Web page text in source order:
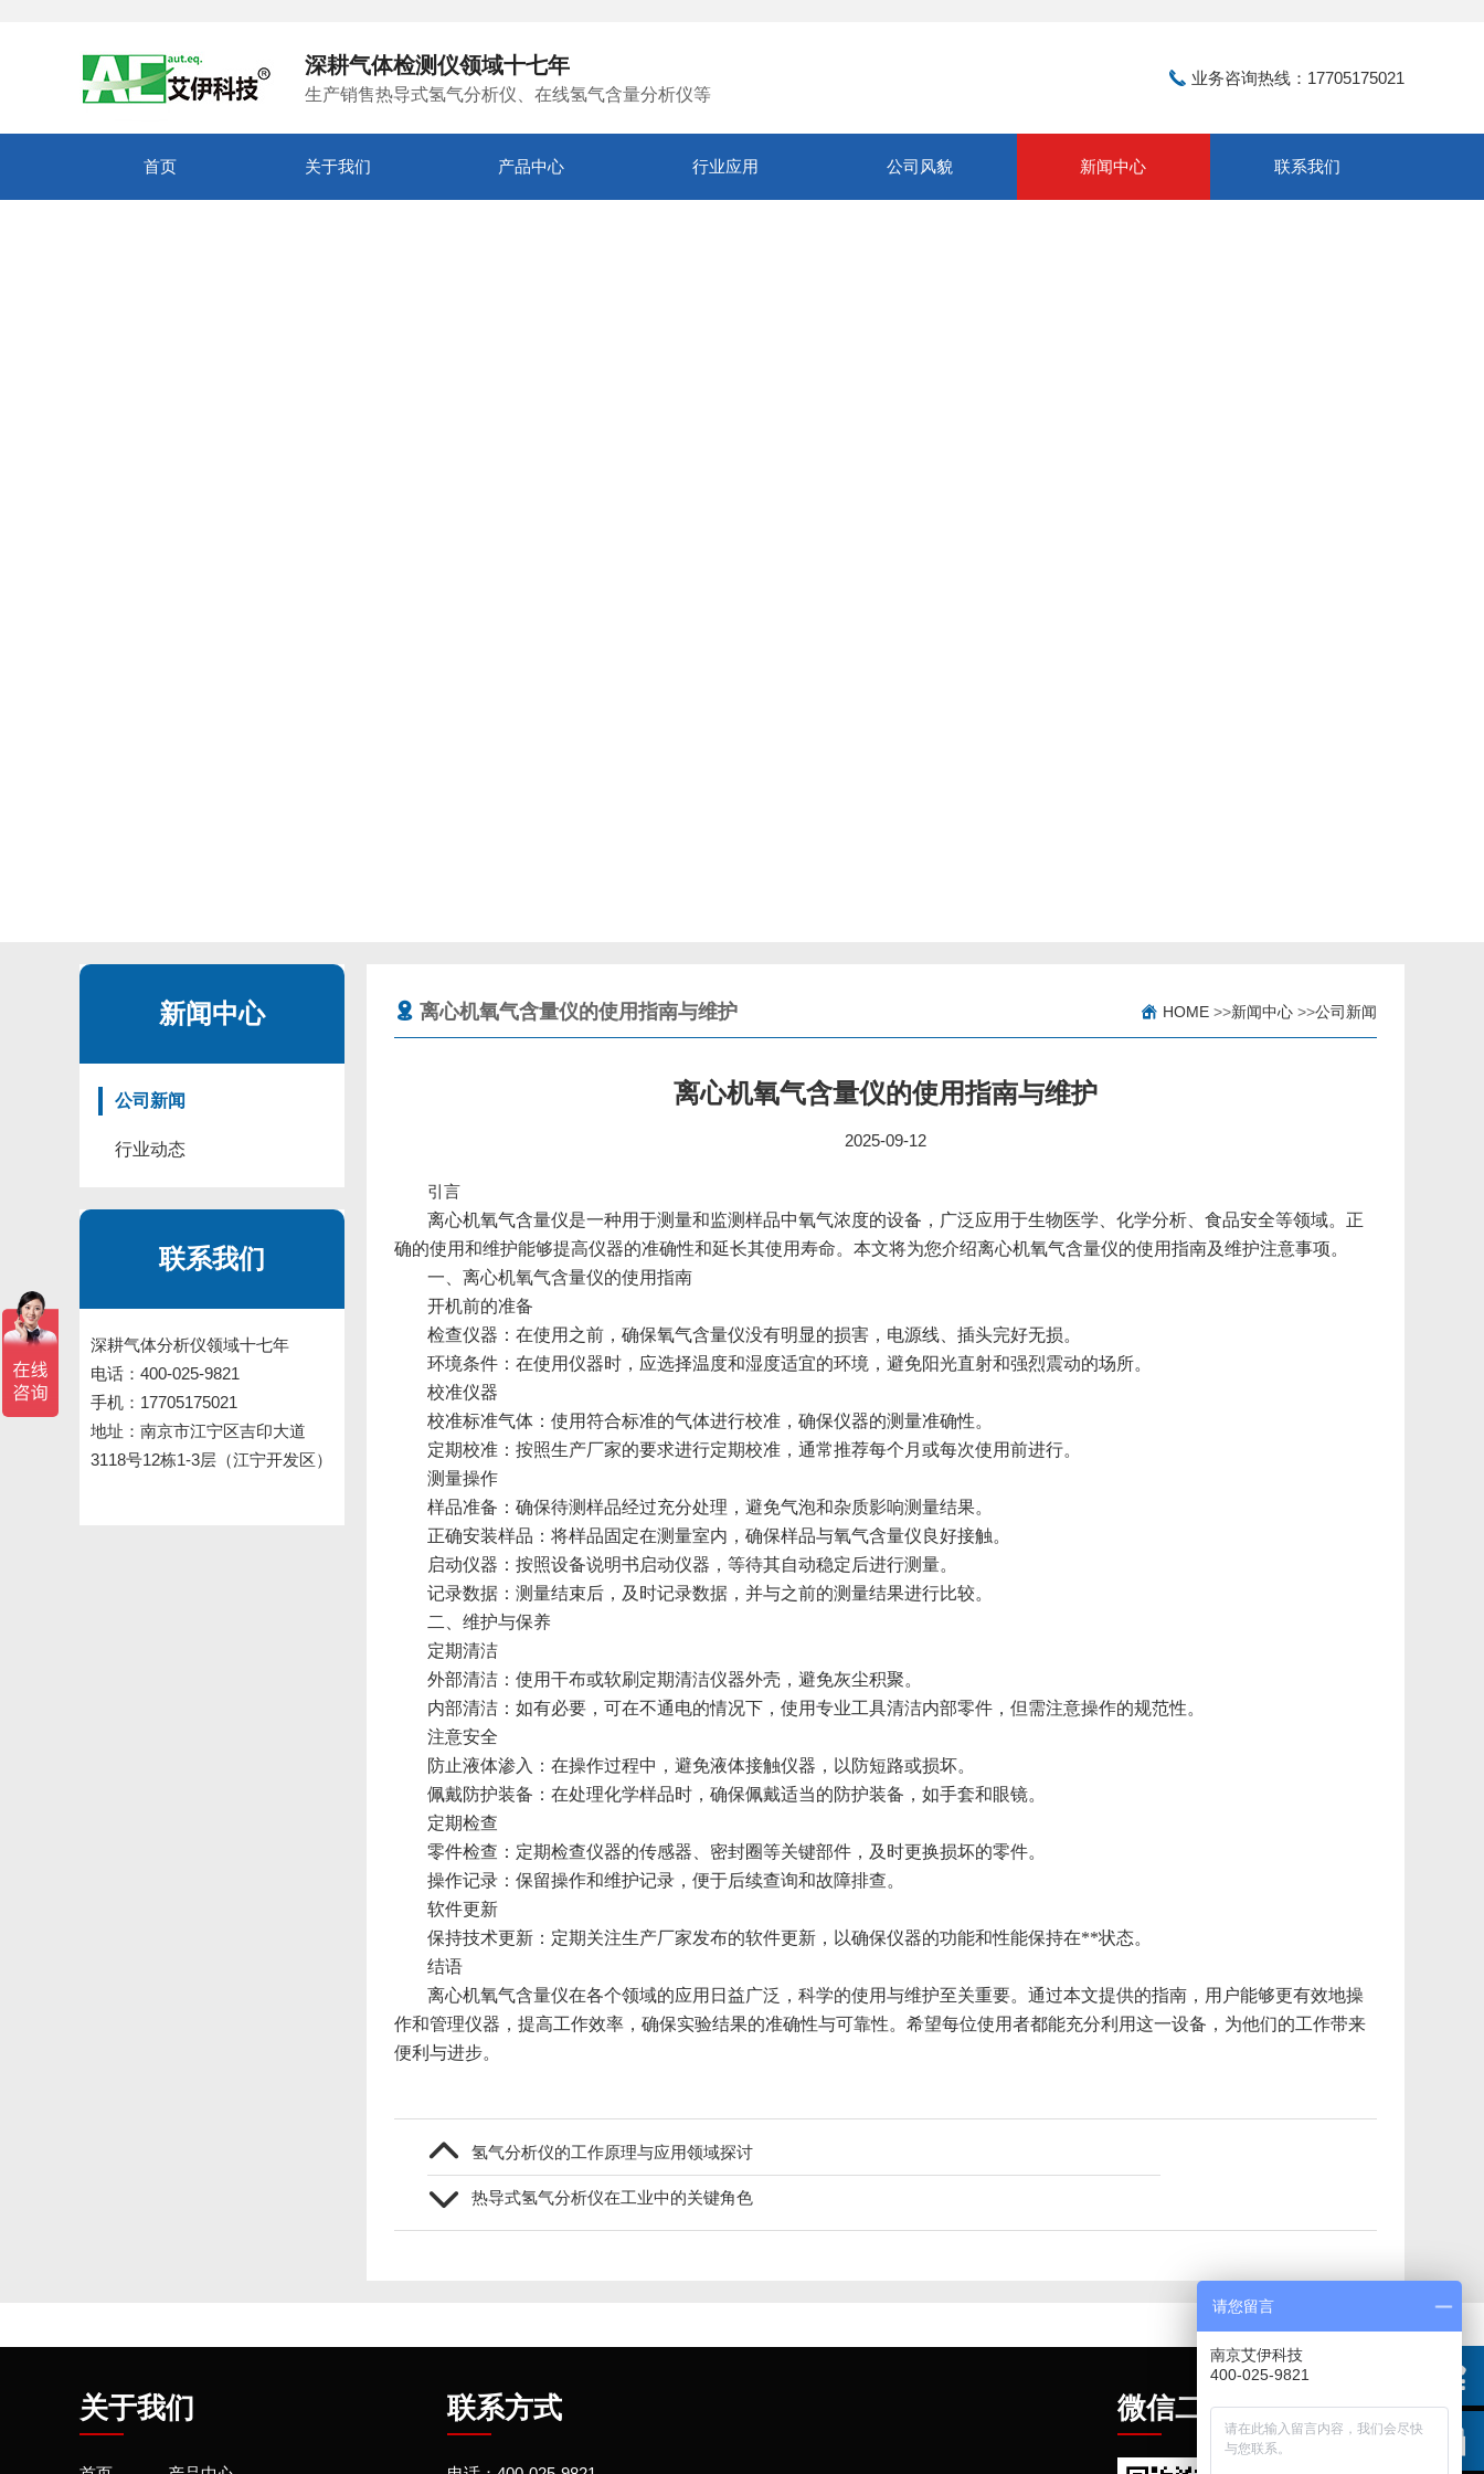
深耕气体检测仪领域十七年
生产销售热导式氢气分析仪、在线氢气含量分析仪等
业务咨询热线：17705175021
首页 关于我们 产品中心 行业应用 公司风貌 新闻中心 联系我们
新闻中心
公司新闻
行业动态
联系我们
深耕气体分析仪领域十七年
电话：400-025-9821
手机：17705175021
地址：南京市江宁区吉印大道
3118号12栋1-3层（江宁开发区）
离心机氧气含量仪的使用指南与维护 HOME >>新闻中心 >>公司新闻
离心机氧气含量仪的使用指南与维护
2025-09-12
引言
离心机氧气含量仪是一种用于测量和监测样品中氧气浓度的设备，广泛应用于生物医学、化学分析、食品安全等领域。正
确的使用和维护能够提高仪器的准确性和延长其使用寿命。本文将为您介绍离心机氧气含量仪的使用指南及维护注意事项。
一、离心机氧气含量仪的使用指南
开机前的准备
检查仪器：在使用之前，确保氧气含量仪没有明显的损害，电源线、插头完好无损。
环境条件：在使用仪器时，应选择温度和湿度适宜的环境，避免阳光直射和强烈震动的场所。
校准仪器
校准标准气体：使用符合标准的气体进行校准，确保仪器的测量准确性。
定期校准：按照生产厂家的要求进行定期校准，通常推荐每个月或每次使用前进行。
测量操作
样品准备：确保待测样品经过充分处理，避免气泡和杂质影响测量结果。
正确安装样品：将样品固定在测量室内，确保样品与氧气含量仪良好接触。
启动仪器：按照设备说明书启动仪器，等待其自动稳定后进行测量。
记录数据：测量结束后，及时记录数据，并与之前的测量结果进行比较。
二、维护与保养
定期清洁
外部清洁：使用干布或软刷定期清洁仪器外壳，避免灰尘积聚。
内部清洁：如有必要，可在不通电的情况下，使用专业工具清洁内部零件，但需注意操作的规范性。
注意安全
防止液体渗入：在操作过程中，避免液体接触仪器，以防短路或损坏。
佩戴防护装备：在处理化学样品时，确保佩戴适当的防护装备，如手套和眼镜。
定期检查
零件检查：定期检查仪器的传感器、密封圈等关键部件，及时更换损坏的零件。
操作记录：保留操作和维护记录，便于后续查询和故障排查。
软件更新
保持技术更新：定期关注生产厂家发布的软件更新，以确保仪器的功能和性能保持在**状态。
结语
离心机氧气含量仪在各个领域的应用日益广泛，科学的使用与维护至关重要。通过本文提供的指南，用户能够更有效地操
作和管理仪器，提高工作效率，确保实验结果的准确性与可靠性。希望每位使用者都能充分利用这一设备，为他们的工作带来
便利与进步。
氢气分析仪的工作原理与应用领域探讨
热导式氢气分析仪在工业中的关键角色
关于我们 联系方式 微信二维码
请您留言
南京艾伊科技
400-025-9821